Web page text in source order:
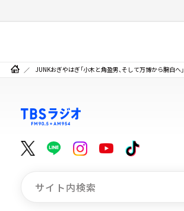
JUNKおぎやはぎ「小木と角盈男、そして万博から腕白へ」